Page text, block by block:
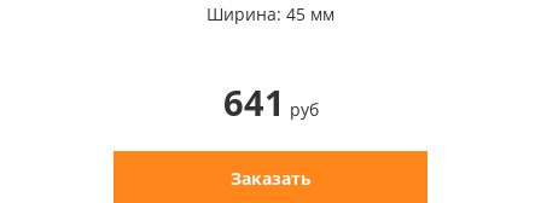
Ширина: 45 мм
641 руб
Заказать